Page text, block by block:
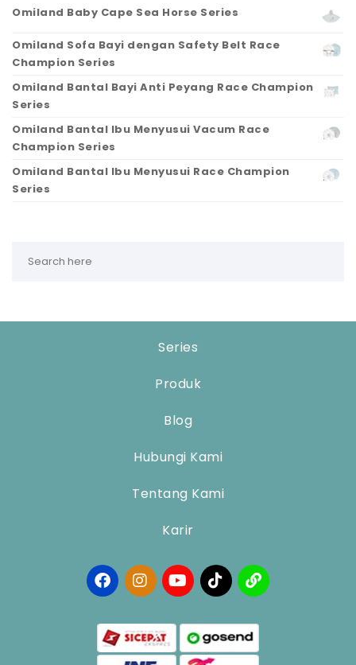
Omiland Baby Cape Sea Horse Series
Omiland Sofa Bayi dengan Safety Belt Race
Champion Series
Omiland Bantal Bayi Anti Peyang Race Champion
Series
Omiland Bantal Ibu Menyusui Vacum Race
Champion Series
Omiland Bantal Ibu Menyusui Race Champion
Series
Series
Produk
Blog
Hubungi Kami
Tentang Kami
Karir